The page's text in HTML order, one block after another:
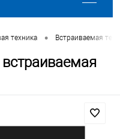
техника • Встраиваемая